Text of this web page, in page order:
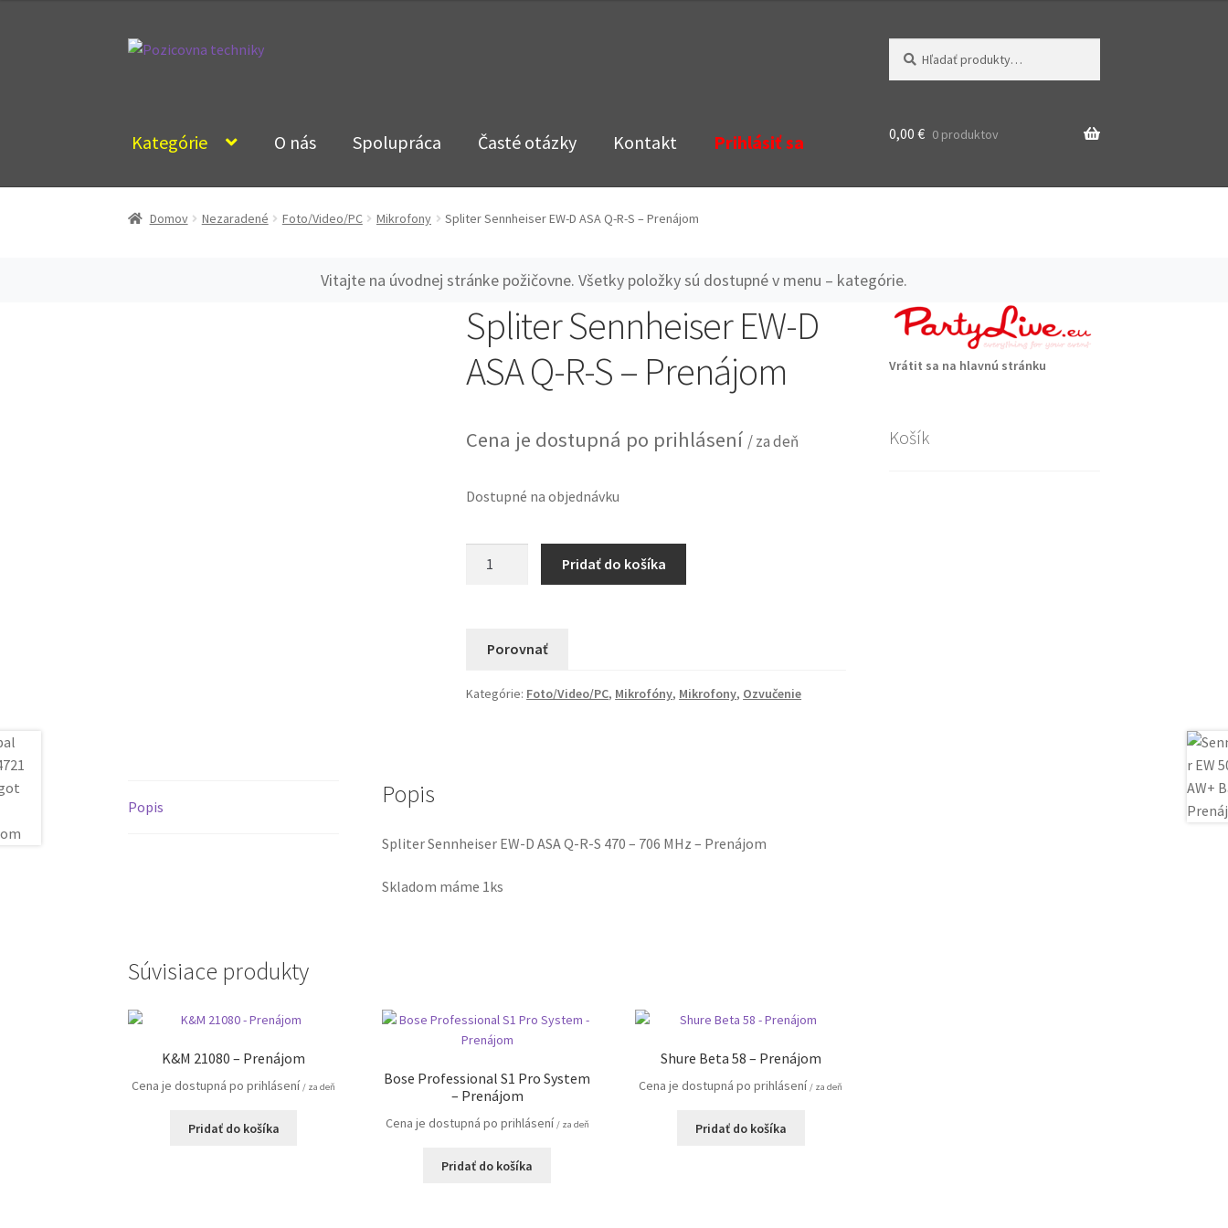
Preskočiť
Preskočiť
Kategórie O nás Spolupráca Časté otázky Kontakt Prihlásiť sa 0,00 € 0 produktov
Domov Nezaradené Foto/Video/PC Mikrofony Spliter Sennheiser EW-D ASA Q-R-S – Prenájom
Vitajte na úvodnej stránke požičovne. Všetky položky sú dostupné v menu – kategórie.
Spliter Sennheiser EW-D
ASA Q-R-S – Prenájom
Cena je dostupná po prihlásení / za deň
Dostupné na objednávku
Q-
Pridať do košíka
Porovnať
Kategórie: Foto/Video/PC, Mikrofóny, Mikrofony, Ozvučenie
Popis Popis
Spliter Sennheiser EW-D ASA Q-R-S 470 – 706 MHz – Prenájom
Skladom máme 1ks
Súvisiace produkty
K&M 21080 – Prenájom
Cena je dostupná po prihlásení / za deň
Pridať do košíka
Bose Professional S1 Pro System
– Prenájom
Cena je dostupná po prihlásení / za deň
Pridať do košíka
Shure Beta 58 – Prenájom
Cena je dostupná po prihlásení / za deň
Pridať do košíka
Vrátit sa na hlavnú stránku
Košík